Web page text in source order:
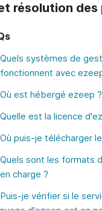
résolution des
Quels systèmes de
fonctionnent avec
Où est hébergé ezeep ?
Quelle est la licence
Où puis-je télécharger
Quels sont les formats
en charge ?
Puis-je vérifier si le